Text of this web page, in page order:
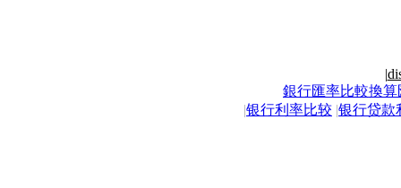
|
銀行匯率比較換算
|银行利率比较 |银行贷款